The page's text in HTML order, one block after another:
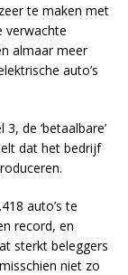
te maken met
verwachte
almaar meer
auto’s
de ‘betaalbare’
dat het bedrijf
auto’s te
record, en
sterkt beleggers
niet zo